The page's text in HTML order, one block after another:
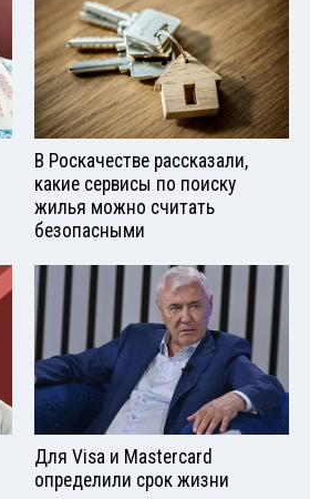
В Роскачестве рассказали,
какие сервисы по поиску
жилья можно считать
безопасными
Для Visа и Mastercard
определили срок жизни